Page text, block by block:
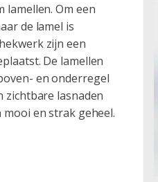
Om een
de lamel is
zijn een
De lamellen
en onderregel
zichtbare lasnaden
en strak geheel.